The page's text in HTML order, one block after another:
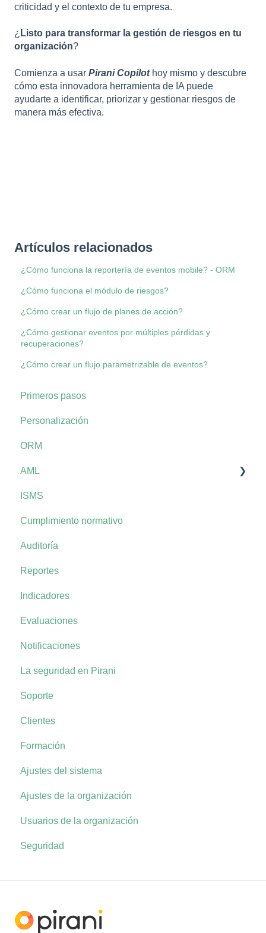
criticidad y el contexto de tu empresa.
¿ Listo para transformar la gestión de riesgos en tu
organización?
Comienza a usar Pirani Copilot hoy mismo y descubre
cómo esta innovadora herramienta de IA puede
ayudarte a identificar, priorizar y gestionar riesgos de
manera más efectiva.
Artículos relacionados
¿Cómo funciona la reportería de eventos mobile? - ORM
¿Cómo funciona el módulo de riesgos?
¿Cómo crear un flujo de planes de acción?
¿Cómo gestionar eventos por múltiples pérdidas y
recuperaciones?
¿Cómo crear un flujo parametrizable de eventos?
Primeros pasos
Personalización
ORM
AML
AML+
ISMS
Cumplimiento normativo
Auditoría
Reportes
Indicadores
Evaluaciones
Notificaciones
La seguridad en Pirani
Soporte
Clientes
Formación
Ajustes del sistema
Ajustes de la organización
Usuarios de la organización
Seguridad